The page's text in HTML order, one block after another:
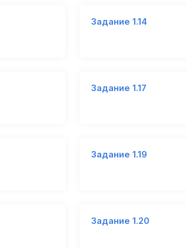
Задание 1.14
Задание 1.17
Задание 1.19
Задание 1.20